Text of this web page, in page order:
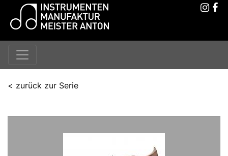
< zurück zur Serie